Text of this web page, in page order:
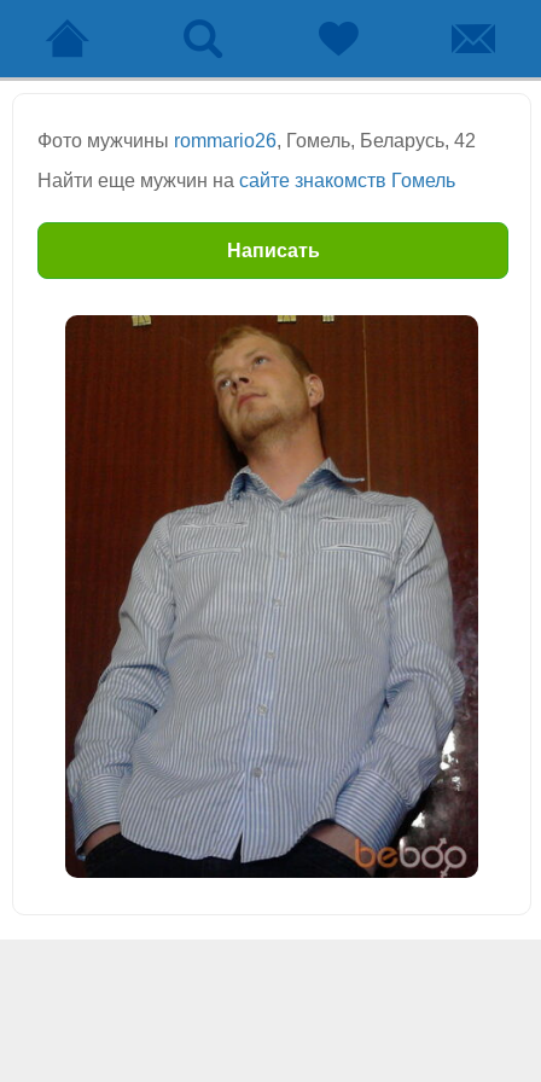
Фото мужчины rommario26, Гомель, Беларусь, 42
Найти еще мужчин на сайте знакомств Гомель
Написать